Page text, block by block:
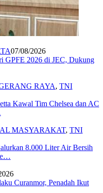
07/08/2026
2026 di JEC, Dukung
RAYA, TNI
Kawal Tim Chelsea dan AC
MASYARAKAT, TNI
8.000 Liter Air Bersih
Curanmor, Penadah Ikut